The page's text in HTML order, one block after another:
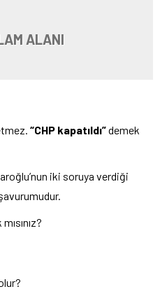
ALANI
“CHP kapatıldı”demek
iki soruya verdiği